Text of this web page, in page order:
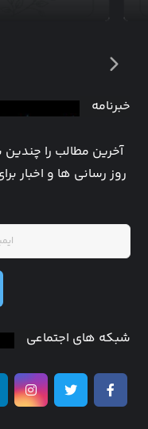
خبرنامه
آخرین مطالب را چندین
روز رسانی ها و اخبار
شبکه های اجتماعی